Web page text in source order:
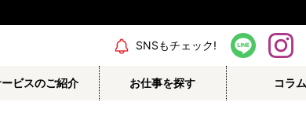
SNSもチェック!
ビスのご紹介 お仕事を探す コラム
エリア情報